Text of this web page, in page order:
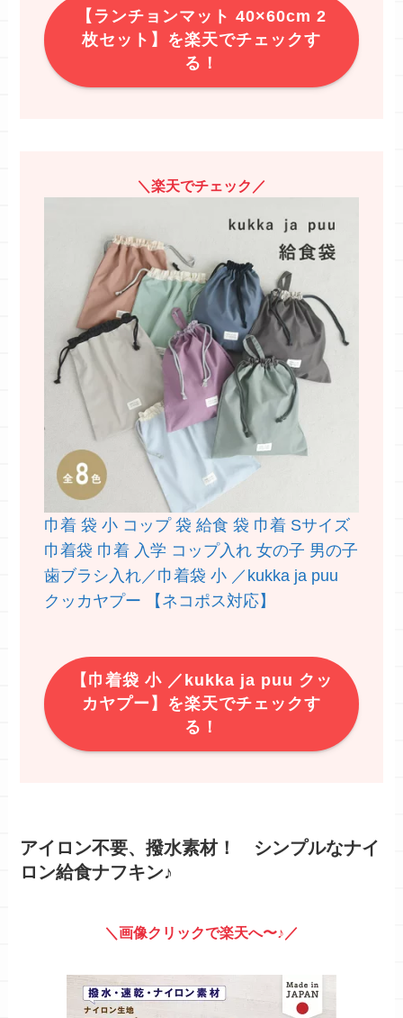
【ランチョンマット 40×60cm 2
枚セット】を楽天でチェックす
る！
＼楽天でチェック／
巾着 袋 小 コップ 袋 給食 袋 巾着 Sサイズ
巾着袋 巾着 入学 コップ入れ 女の子 男の子
歯ブラシ入れ／巾着袋 小 ／kukka ja puu
クッカヤプー 【ネコポス対応】
【巾着袋 小 ／kukka ja puu クッ
カヤプー】を楽天でチェックす
る！
アイロン不要、撥水素材！ シンプルなナイ
ロン給食ナフキン♪
＼画像クリックで楽天へ〜♪／